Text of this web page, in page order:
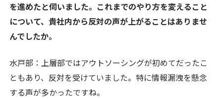
を進めたと伺いました。これまでのやり方を変えること
について、貴社内から反対の声が上がることはありませ
んでしたか。
水戸部：上層部ではアウトソーシングが初めてだったこ
ともあり、反対を受けていました。特に情報漏洩を懸念
する声が多かったですね。